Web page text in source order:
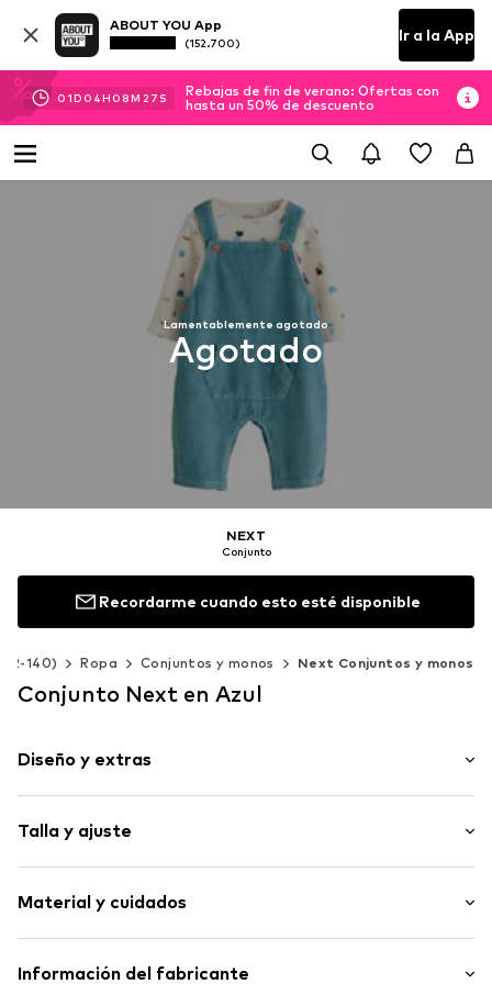
ABOUT YOU App
(152.700) Ir a la App
01D 04H 08M 26 S
Rebajas de fin de verano: Ofertas con
hasta un 50% de descuento
Lamentablemente agotado
Agotado
NEXT
Conjunto
Recordarme cuando esto esté disponible
140) Ropa Conjuntos y monos Next Conjuntos y monos
Conjunto Next en Azul
Diseño y extras
Pana
Dobladillo/borde cosido
Tacto suave
Artículo n.º AY441319
Talla y ajuste
Longitud: Largo / maxi
Establecer el contenido: Pijama entero
Material y cuidados
Material: 100% Algodón
Información del fabricante